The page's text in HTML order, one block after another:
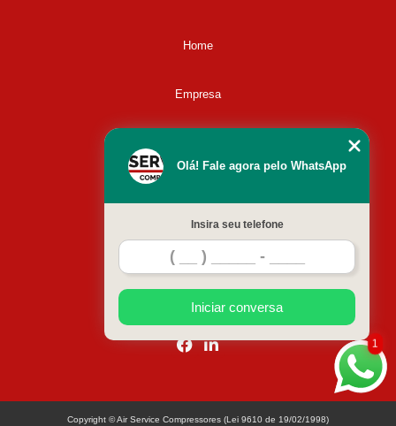
Home
Empresa
Contato
Mapa do site
1
Olá! Fale agora pelo WhatsApp
Insira seu telefone
Iniciar conversa
Copyright © Air Service Compressores (Lei 9610 de 19/02/1998)